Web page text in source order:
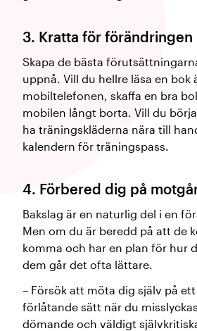
3. Kratta för förändringen
Skapa de bästa
uppnå. Vill du hellre läsa en bok
mobiltelefonen, skaffa en bra
mobilen långt borta. Vill du
ha träningskläderna nära till
kalendern för träningspass.
4. Förbered dig på
Bakslag är en naturlig del i en
Men om du är beredd på att de
komma och har en plan för hur
dem går det ofta lättare.
– Försök att möta dig själv på
förlåtande sätt när du
dömande och väldigt